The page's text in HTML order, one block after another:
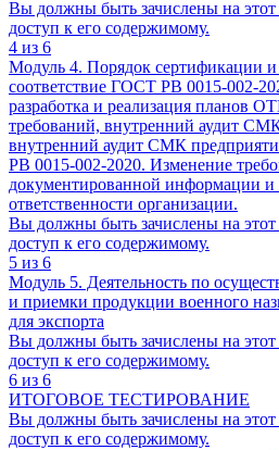
Вы должны быть зачислены на этот
доступ к его содержимому.
4 из 6
Модуль 4. Порядок сертификации
соответствие ГОСТ РВ 0015-002-
разработка и реализация планов
требований, внутренний аудит
внутренний аудит СМК
РВ 0015-002-2020. Изменение
документированной информации и
ответственности организации.
Вы должны быть зачислены на этот
доступ к его содержимому.
5 из 6
Модуль 5. Деятельность по
и приемки продукции военного
для экспорта
Вы должны быть зачислены на этот
доступ к его содержимому.
6 из 6
ИТОГОВОЕ ТЕСТИРОВАНИЕ
Вы должны быть зачислены на этот
доступ к его содержимому.